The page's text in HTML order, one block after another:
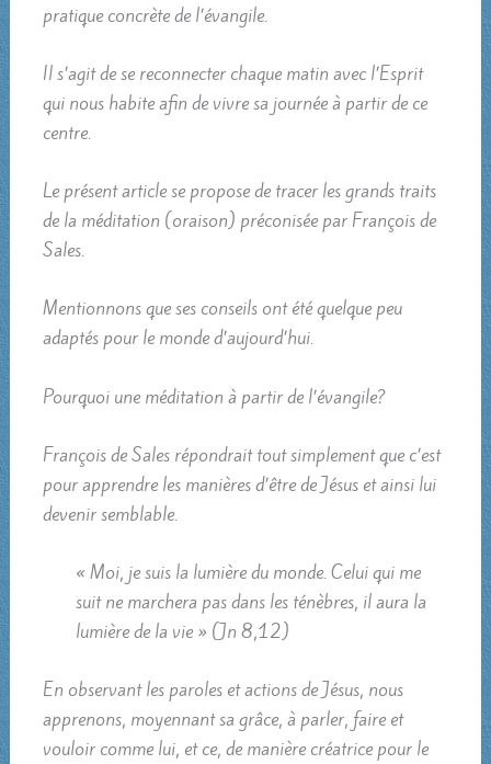
pratique concrète de l’évangile.
Il s’agit de se reconnecter chaque matin avec l’Esprit
qui nous habite afin de vivre sa journée à partir de ce
centre.
Le présent article se propose de tracer les grands traits
de la méditation (oraison) préconisée par François de
Sales.
Mentionnons que ses conseils ont été quelque peu
adaptés pour le monde d’aujourd’hui.
Pourquoi une méditation à partir de l’évangile?
François de Sales répondrait tout simplement que c’est
pour apprendre les manières d’être de Jésus et ainsi lui
devenir semblable.
« Moi, je suis la lumière du monde. Celui qui me
suit ne marchera pas dans les ténèbres, il aura la
lumière de la vie » (Jn 8,12)
En observant les paroles et actions de Jésus, nous
apprenons, moyennant sa grâce, à parler, faire et
vouloir comme lui, et ce, de manière créatrice pour le